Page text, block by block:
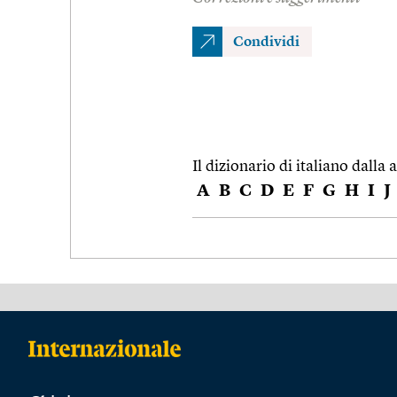
Condividi
Il dizionario di italiano dalla
A B C D E F G H I J